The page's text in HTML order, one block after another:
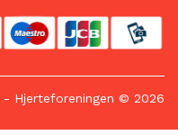
- Hjerteforeningen © 2026